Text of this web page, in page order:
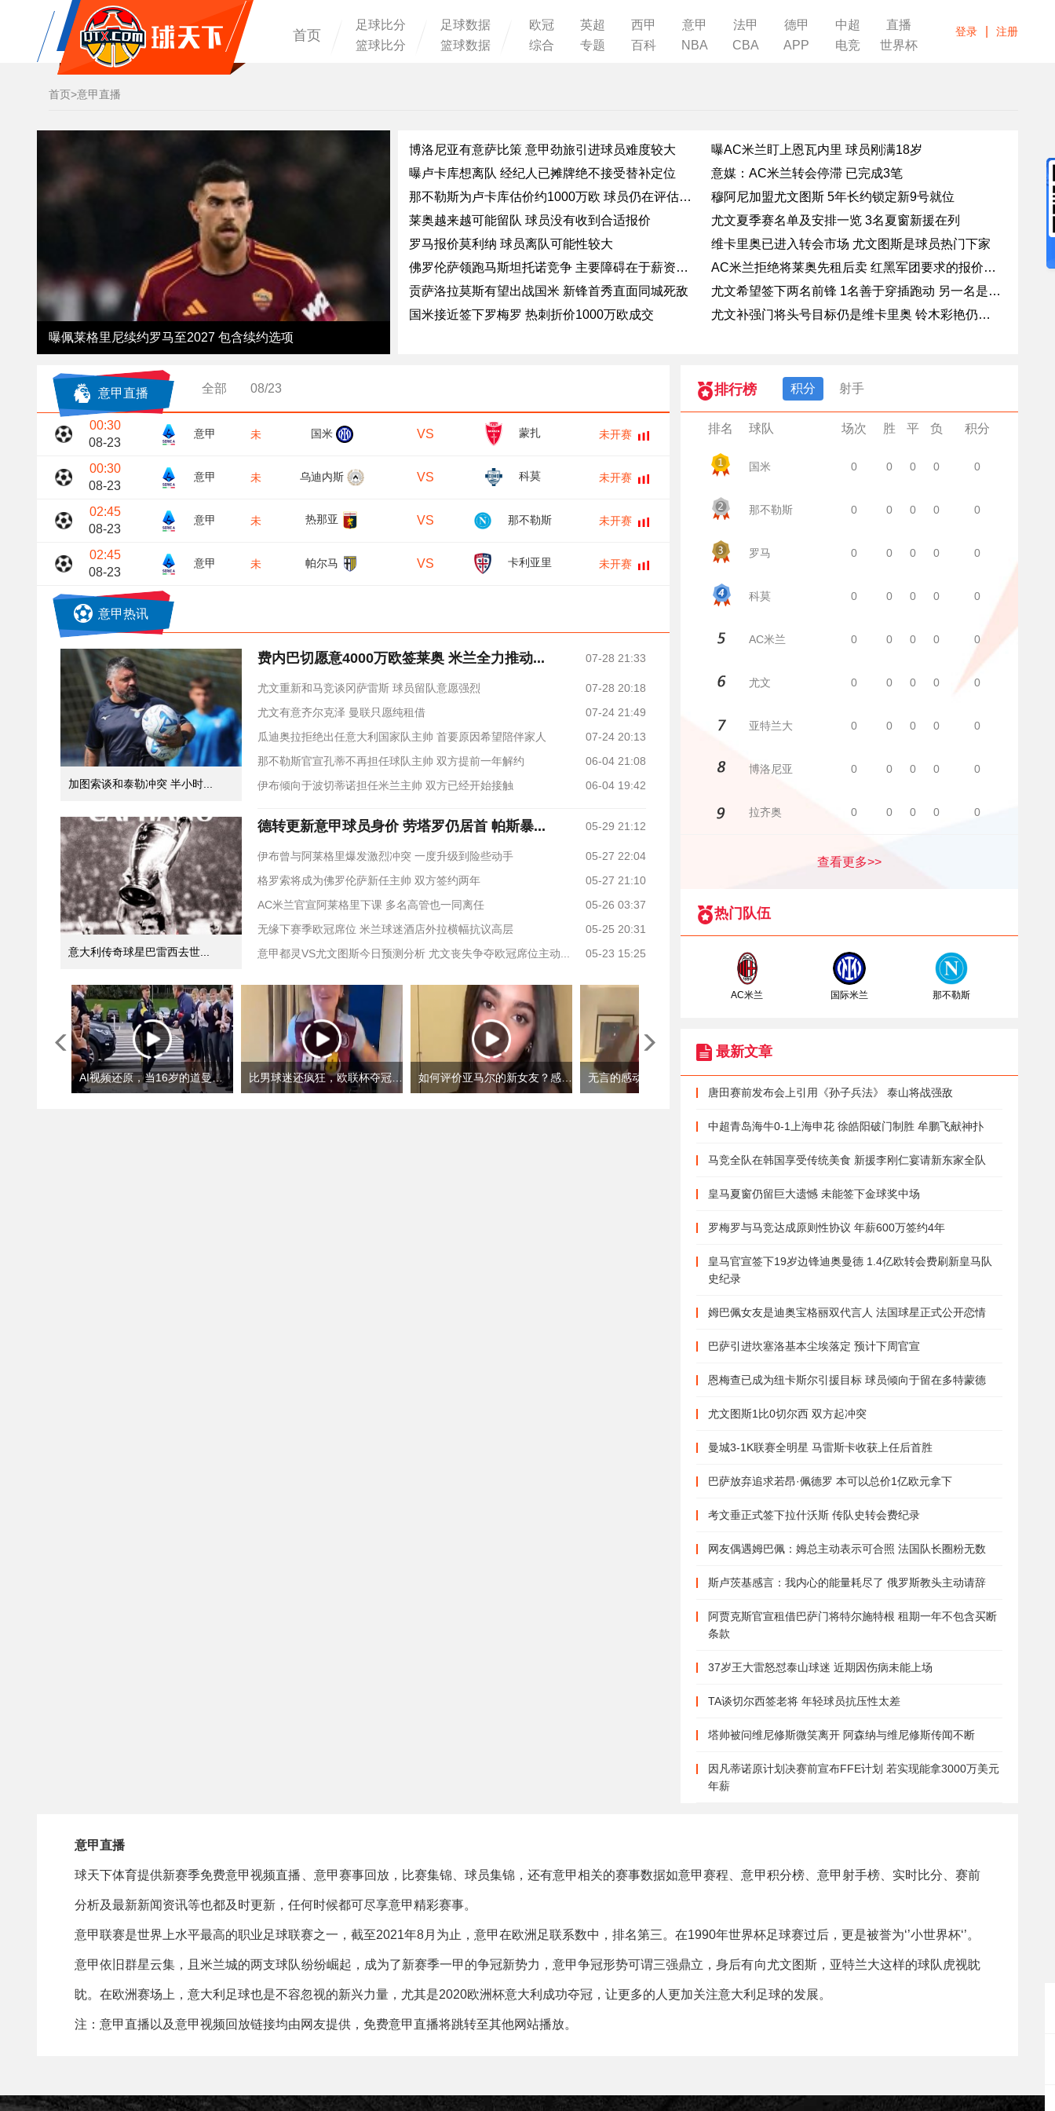
首页
足球比分
篮球比分
足球数据
篮球数据
欧冠 英超 西甲 意甲 法甲 德甲 中超
直播
综合
专题 百科 NBA CBA APP 电竞 世界杯
登录 注册
首页>意甲直播
曝佩莱格里尼续约罗马至2027 包含续约选项
博洛尼亚有意萨比策 意甲劲旅引进球员难度较大
曝卢卡库想离队 经纪人已摊牌绝不接受替补定位
那不勒斯为卢卡库估价约1000万欧 球员仍在评估潜在目的地
莱奥越来越可能留队 球员没有收到合适报价
罗马报价莫利纳 球员离队可能性较大
佛罗伦萨领跑马斯坦托诺竞争 主要障碍在于‌薪资分担‌
贡萨洛拉莫斯有望出战国米 新锋首秀直面同城死敌
国米接近签下罗梅罗 热刺折价1000万欧成交
曝AC米兰盯上恩瓦内里 球员刚满18岁
意媒：AC米兰转会停滞 已完成3笔
穆阿尼加盟尤文图斯 5年长约锁定新9号就位
尤文夏季赛名单及安排一览 3名夏窗新援在列
维卡里奥已进入转会市场 尤文图斯是球员热门下家
AC米兰拒绝将莱奥先租后卖 红黑军团要求的报价不低
尤文希望签下两名前锋 1名善于穿插跑动 另一名是禁区支点型中锋
尤文补强门将头号目标仍是维卡里奥 铃木彩艳仍是备选候选
意甲直播 全部 08/23
00:30
08-23
意甲 未 国米 VS 蒙扎 未开赛
00:30
08-23
意甲 未 乌迪内斯 VS 科莫 未开赛
02:45
08-23
意甲 未 热那亚 VS 那不勒斯 未开赛
02:45
08-23
意甲 未 帕尔马 VS 卡利亚里 未开赛
意甲热讯
加图索谈和泰勒冲突 半小时...
意大利传奇球星巴雷西去世...
费内巴切愿意4000万欧签莱奥 米兰全力推动... 07-28 21:33
尤文重新和马竞谈冈萨雷斯 球员留队意愿强烈
07-28 20:18
尤文有意齐尔克泽 曼联只愿纯租借
07-24 21:49
瓜迪奥拉拒绝出任意大利国家队主帅 首要原因希望陪伴家人
07-24 20:13
那不勒斯官宣孔蒂不再担任球队主帅 双方提前一年解约
06-04 21:08
伊布倾向于波切蒂诺担任米兰主帅 双方已经开始接触
06-04 19:42
德转更新意甲球员身价 劳塔罗仍居首 帕斯暴... 05-29 21:12
伊布曾与阿莱格里爆发激烈冲突 一度升级到险些动手
05-27 22:04
格罗索将成为佛罗伦萨新任主帅 双方签约两年
05-27 21:10
AC米兰官宣阿莱格里下课 多名高管也一同离任
05-26 03:37
无缘下赛季欧冠席位 米兰球迷酒店外拉横幅抗议高层
05-25 20:31
意甲都灵VS尤文图斯今日预测分析 尤文丧失争夺欧冠席位主动...
05-23 15:25
AI视频还原，当16岁的道曼夺冠后回到学校 如何评价亚马尔的新女友？感觉要漂亮不少 无言的感动！一名聋哑老球迷庆祝阿森纳夺冠 郎才女貌，巴萨众将携女友参加晚宴
排行榜 积分 射手
排名 球队 场次 胜 平 负 积分
国米 0 0 0 0 0
那不勒斯 0 0 0 0 0
罗马 0 0 0 0 0
科莫 0 0 0 0 0
AC米兰 0 0 0 0 0
尤文 0 0 0 0 0
亚特兰大 0 0 0 0 0
博洛尼亚 0 0 0 0 0
拉齐奥 0 0 0 0 0
查看更多>>
热门队伍
AC米兰 国际米兰 那不勒斯
最新文章
唐田赛前发布会上引用《孙子兵法》 泰山将战强敌
中超青岛海牛0-1上海申花 徐皓阳破门制胜 牟鹏飞献神扑
马竞全队在韩国享受传统美食 新援李刚仁宴请新东家全队
皇马夏窗仍留巨大遗憾 未能签下金球奖中场
罗梅罗与马竞达成原则性协议 年薪600万签约4年
皇马官宣签下19岁边锋迪奥曼德 1.4亿欧转会费刷新皇马队
史纪录
姆巴佩女友是迪奥宝格丽双代言人 法国球星正式公开恋情
巴萨引进坎塞洛基本尘埃落定 预计下周官宣
恩梅查已成为纽卡斯尔引援目标 球员倾向于留在多特蒙德
尤文图斯1比0切尔西 双方起冲突
曼城3-1K联赛全明星 马雷斯卡收获上任后首胜
巴萨放弃追求若昂·佩德罗 本可以总价1亿欧元拿下
考文垂正式签下拉什沃斯 传队史转会费纪录
网友偶遇姆巴佩：姆总主动表示可合照 法国队长圈粉无数
斯卢茨基感言：我内心的能量耗尽了 俄罗斯教头主动请辞
阿贾克斯官宣租借巴萨门将特尔施特根 租期一年不包含买断
条款
37岁王大雷怒怼泰山球迷 近期因伤病未能上场
TA谈切尔西签老将 年轻球员抗压性太差
塔帅被问维尼修斯微笑离开 阿森纳与维尼修斯传闻不断
因凡蒂诺原计划决赛前宣布FFE计划 若实现能拿3000万美元
年薪
意甲直播
球天下体育提供新赛季免费意甲视频直播、意甲赛事回放，比赛集锦、球员集锦，还有意甲相关的赛事数据如意甲赛程、意甲积分榜、意甲射手榜、实时比分、赛前
分析及最新新闻资讯等也都及时更新，任何时候都可尽享意甲精彩赛事。
意甲联赛是世界上水平最高的职业足球联赛之一，截至2021年8月为止，意甲在欧洲足联系数中，排名第三。在1990年世界杯足球赛过后，更是被誉为‘’小世界杯‘’。
意甲依旧群星云集，且米兰城的两支球队纷纷崛起，成为了新赛季一甲的争冠新势力，意甲争冠形势可谓三强鼎立，身后有向尤文图斯，亚特兰大这样的球队虎视眈
眈。在欧洲赛场上，意大利足球也是不容忽视的新兴力量，尤其是2020欧洲杯意大利成功夺冠，让更多的人更加关注意大利足球的发展。
注：意甲直播以及意甲视频回放链接均由网友提供，免费意甲直播将跳转至其他网站播放。